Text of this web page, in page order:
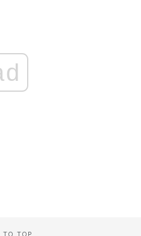
TO TOP